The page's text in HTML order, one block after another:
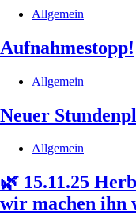
Allgemein
Aufnahmestopp!
Allgemein
Neuer
Allgemein
🌿 15.11.25
wir machen ihn